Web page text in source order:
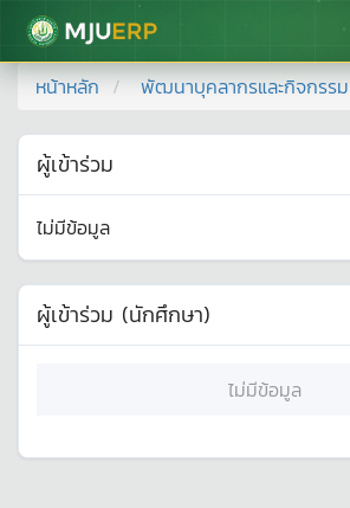
มหาวิทยาลัยแม่โจ้
หน้าหลัก พัฒนาบุคลากรและกิจกรรม
ผู้เข้าร่วม
ไม่มีข้อมูล
ผู้เข้าร่วม (นักศึกษา)
ไม่มีข้อมูล